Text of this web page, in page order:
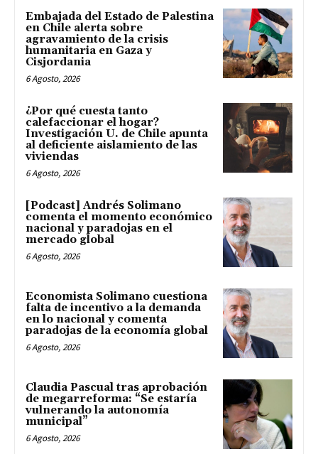
Embajada del Estado de Palestina
en Chile alerta sobre
agravamiento de la crisis
humanitaria en Gaza y
Cisjordania
6 Agosto, 2026
¿Por qué cuesta tanto
calefaccionar el hogar?
Investigación U. de Chile apunta
al deficiente aislamiento de las
viviendas
6 Agosto, 2026
[Podcast] Andrés Solimano
comenta el momento económico
nacional y paradojas en el
mercado global
6 Agosto, 2026
Economista Solimano cuestiona
falta de incentivo a la demanda
en lo nacional y comenta
paradojas de la economía global
6 Agosto, 2026
Claudia Pascual tras aprobación
de megarreforma: “Se estaría
vulnerando la autonomía
municipal”
6 Agosto, 2026